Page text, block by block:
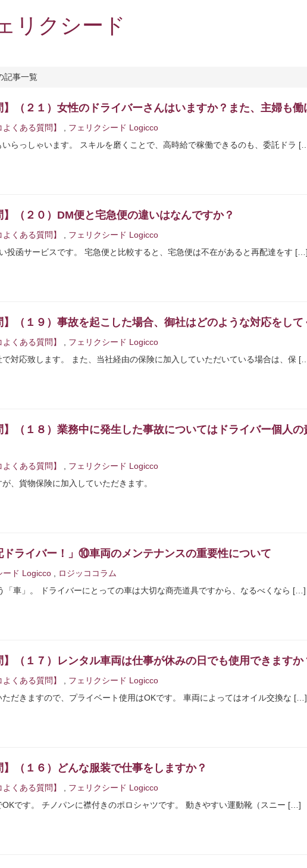
記事一覧
】（２１）女性のドライバーさんはいますか？また、主婦も働
よくある質問】
フェリクシード Logicco
らっしゃいます。 スキルを磨くことで、高時給で稼働できるのも、委託ドラ
】（２０）DM便と宅急便の違いはなんですか？
よくある質問】
フェリクシード Logicco
投函サービスです。 宅急便と比較すると、宅急便は不在があると再配達をす […]
】（１９）事故を起こした場合、御社はどのような対応をして
よくある質問】
フェリクシード Logicco
対応致します。 また、当社経由の保険に加入していただいている場合は、保
】（１８）業務中に発生した事故についてはドライバー個人の
よくある質問】
フェリクシード Logicco
、貨物保険に加入していただきます。
ドライバー！」⑩車両のメンテナンスの重要性について
ード Logicco
ロジッココラム
「車」。 ドライバーにとっての車は大切な商売道具ですから、なるべくなら […]
】（１７）レンタル車両は仕事が休みの日でも使用できますか
よくある質問】
フェリクシード Logicco
だきますので、プライベート使用はOKです。 車両によってはオイル交換な […]
】（１６）どんな服装で仕事をしますか？
よくある質問】
フェリクシード Logicco
です。 チノパンに襟付きのポロシャツです。 動きやすい運動靴（スニー […]